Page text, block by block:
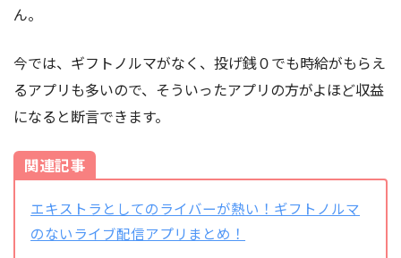
ん。
今では、ギフトノルマがなく、投げ銭０でも時給がもらえ
るアプリも多いので、そういったアプリの方がよほど収益
になると断言できます。
関連記事
エキストラとしてのライバーが熱い！ギフトノルマ
のないライブ配信アプリまとめ！